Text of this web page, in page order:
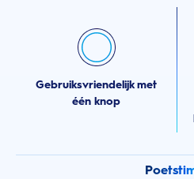
Gebruiksvriendelijk met
één knop